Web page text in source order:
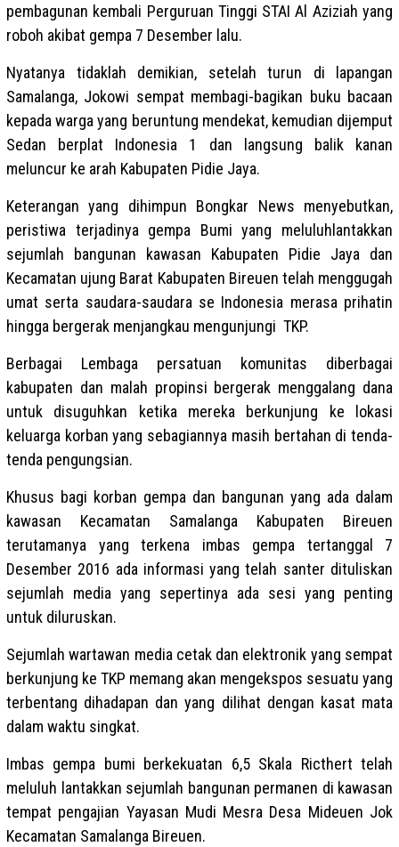
pembagunan kembali Perguruan Tinggi STAI Al Aziziah yang
roboh akibat gempa 7 Desember lalu.
Nyatanya tidaklah demikian, setelah turun di lapangan
Samalanga, Jokowi sempat membagi-bagikan buku bacaan
kepada warga yang beruntung mendekat, kemudian dijemput
Sedan berplat Indonesia 1 dan langsung balik kanan
meluncur ke arah Kabupaten Pidie Jaya.
Keterangan yang dihimpun Bongkar News menyebutkan,
peristiwa terjadinya gempa Bumi yang meluluhlantakkan
sejumlah bangunan kawasan Kabupaten Pidie Jaya dan
Kecamatan ujung Barat Kabupaten Bireuen telah menggugah
umat serta saudara-saudara se Indonesia merasa prihatin
hingga bergerak menjangkau mengunjungi TKP.
Berbagai Lembaga persatuan komunitas diberbagai
kabupaten dan malah propinsi bergerak menggalang dana
untuk disuguhkan ketika mereka berkunjung ke lokasi
keluarga korban yang sebagiannya masih bertahan di tenda-
tenda pengungsian.
Khusus bagi korban gempa dan bangunan yang ada dalam
kawasan Kecamatan Samalanga Kabupaten Bireuen
terutamanya yang terkena imbas gempa tertanggal 7
Desember 2016 ada informasi yang telah santer dituliskan
sejumlah media yang sepertinya ada sesi yang penting
untuk diluruskan.
Sejumlah wartawan media cetak dan elektronik yang sempat
berkunjung ke TKP memang akan mengekspos sesuatu yang
terbentang dihadapan dan yang dilihat dengan kasat mata
dalam waktu singkat.
Imbas gempa bumi berkekuatan 6,5 Skala Ricthert telah
meluluh lantakkan sejumlah bangunan permanen di kawasan
tempat pengajian Yayasan Mudi Mesra Desa Mideuen Jok
Kecamatan Samalanga Bireuen.